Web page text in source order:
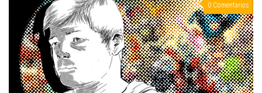
0 Comentarios